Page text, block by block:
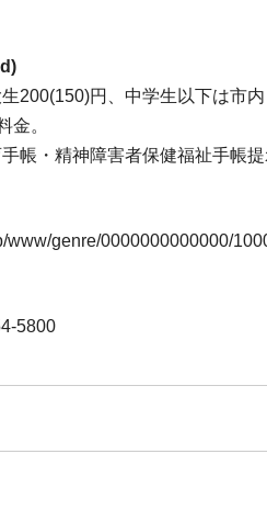
200(150)円、中学生以下は市
金。
帳・精神障害者保健福祉手帳提
www/genre/0000000000000/
5800